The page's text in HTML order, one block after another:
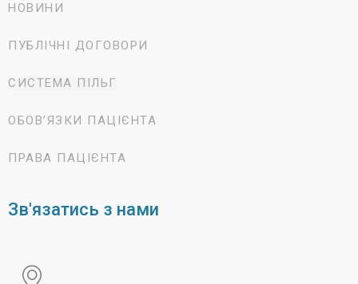
НОВИНИ
ПУБЛІЧНІ ДОГОВОРИ
СИСТЕМА ПІЛЬГ
ОБОВ’ЯЗКИ ПАЦІЄНТА
ПРАВА ПАЦІЄНТА
Зв'язатись з нами